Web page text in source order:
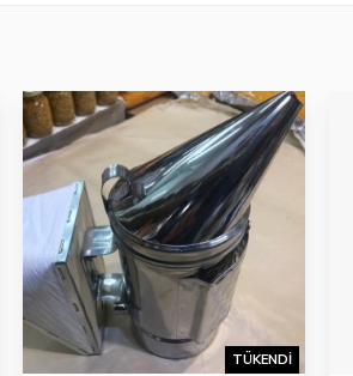
TÜKENDI